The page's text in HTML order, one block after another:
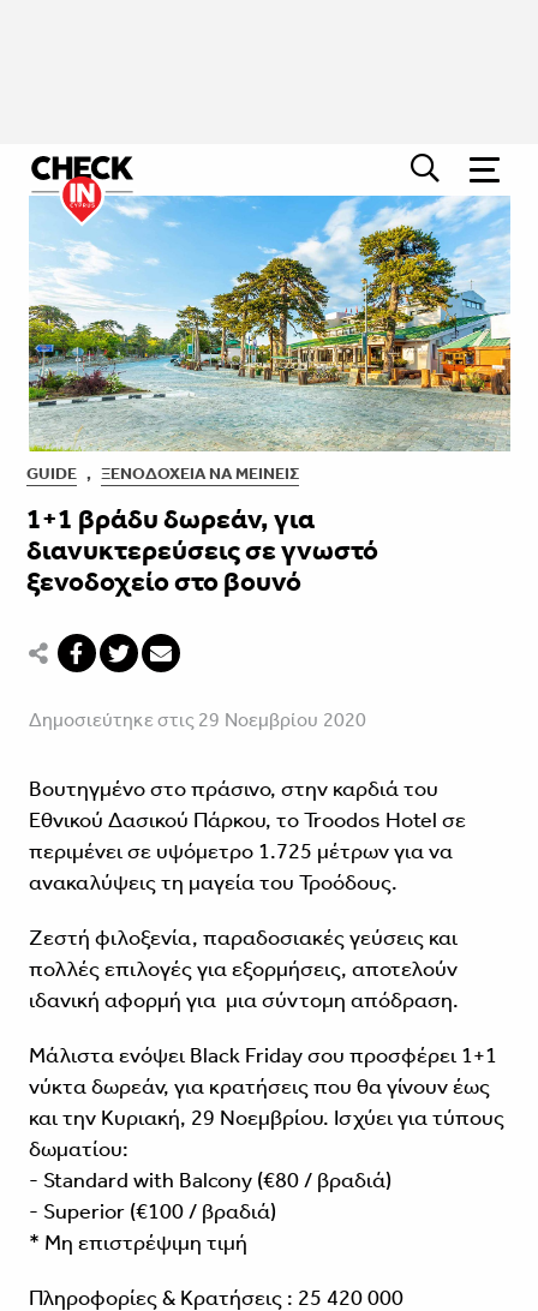
GUIDE , ΞΕΝΟΔΟΧΕΊΑ ΝΑ ΜΕΊΝΕΙΣ
1+1 βράδυ δωρεάν, για
διανυκτερεύσεις σε γνωστό
ξενοδοχείο στο βουνό
Δημοσιεύτηκε στις 29 Νοεμβρίου 2020
Βουτηγμένο στο πράσινο, στην καρδιά του
Εθνικού Δασικού Πάρκου, το Troodos Hotel σε
περιμένει σε υψόμετρο 1.725 μέτρων για να
ανακαλύψεις τη μαγεία του Τροόδους.
Ζεστή φιλοξενία, παραδοσιακές γεύσεις και
πολλές επιλογές για εξορμήσεις, αποτελούν
ιδανική αφορμή για μια σύντομη απόδραση.
Μάλιστα ενόψει Black Friday σου προσφέρει 1+1
νύκτα δωρεάν, για κρατήσεις που θα γίνουν έως
και την Κυριακή, 29 Νοεμβρίου. Ισχύει για τύπους
δωματίου:
- Standard with Balcony (€80 / βραδιά)
- Superior (€100 / βραδιά)
* Μη επιστρέψιμη τιμή
Πληροφορίες & Κρατήσεις : 25 420 000